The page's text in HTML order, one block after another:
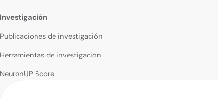
Investigación
Publicaciones de investigación
Herramientas de investigación
NeuronUP Score